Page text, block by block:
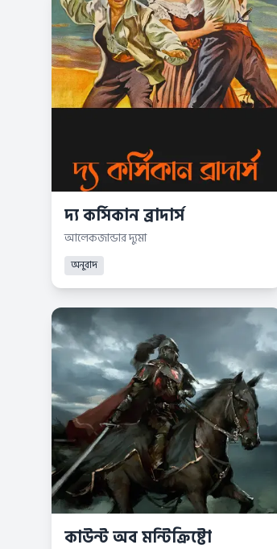
দ্য কর্সিকান ব্রাদার্স
আলেকজান্ডার দ্যুমা
অনুবাদ
কাউন্ট অব মন্টিক্রিষ্টো